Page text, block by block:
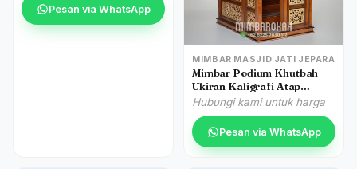
Pesan via WhatsApp
MIMBAR MASJID JATI JEPARA
Mimbar Podium Khutbah
Ukiran Kaligrafi Atap
Kubah Masjid Agung Koja
Hubungi kami untuk harga
Pesan via WhatsApp